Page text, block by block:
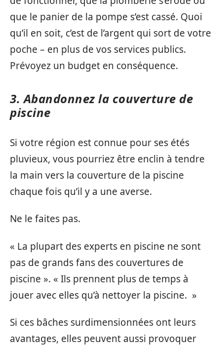
que le panier de la pompe s’est cassé. Quoi
qu’il en soit, c’est de l’argent qui sort de votre
poche – en plus de vos services publics.
Prévoyez un budget en conséquence.
3. Abandonnez la couverture de
piscine
Si votre région est connue pour ses étés
pluvieux, vous pourriez être enclin à tendre
la main vers la couverture de la piscine
chaque fois qu’il y a une averse.
Ne le faites pas.
« La plupart des experts en piscine ne sont
pas de grands fans des couvertures de
piscine ». « Ils prennent plus de temps à
jouer avec elles qu’à nettoyer la piscine. »
Si ces bâches surdimensionnées ont leurs
avantages, elles peuvent aussi provoquer